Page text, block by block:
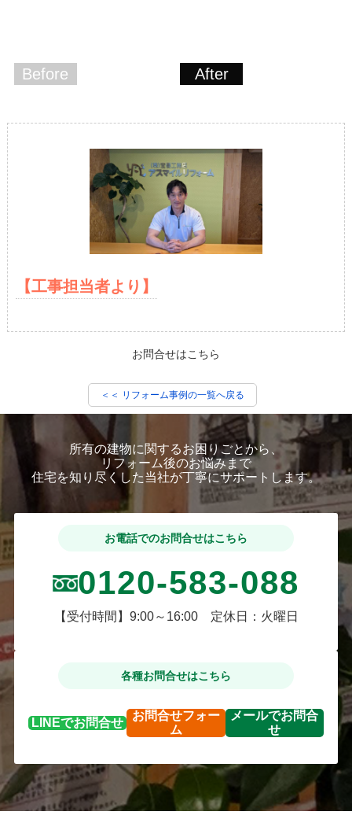
Before After
【工事担当者より】
お問合せはこちら
＜＜ リフォーム事例の一覧へ戻る
所有の建物に関するお困りごとから、
リフォーム後のお悩みまで
住宅を知り尽くした当社が丁寧にサポートします。
お電話でのお問合せはこちら
0120-583-088
【受付時間】9:00～16:00 定休日：火曜日
各種お問合せはこちら
LINEでお問合せ
お問合せフォー
ム
メールでお問合
せ